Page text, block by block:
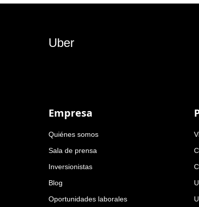
Uber
Empresa
Quiénes somos
Sala de prensa
Inversionistas
Blog
Oportunidades laborales